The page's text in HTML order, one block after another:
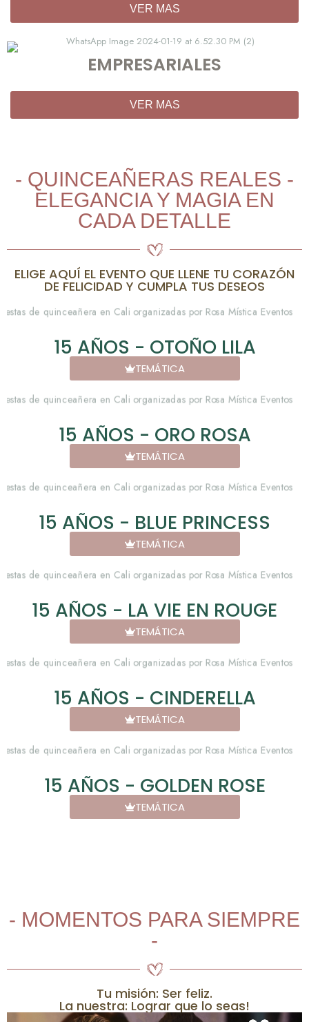
VER MAS
EMPRESARIALES
VER MAS
- QUINCEAÑERAS REALES -
ELEGANCIA Y MAGIA EN
CADA DETALLE
ELIGE AQUÍ EL EVENTO QUE LLENE TU CORAZÓN
DE FELICIDAD Y CUMPLA TUS DESEOS
15 AÑOS - OTOÑO LILA
TEMÁTICA
15 AÑOS - ORO ROSA
TEMÁTICA
15 AÑOS - BLUE PRINCESS
TEMÁTICA
15 AÑOS - LA VIE EN ROUGE
TEMÁTICA
15 AÑOS - CINDERELLA
TEMÁTICA
15 AÑOS - GOLDEN ROSE
TEMÁTICA
- MOMENTOS PARA SIEMPRE
-
Tu misión: Ser feliz.
La nuestra: Lograr que lo seas!